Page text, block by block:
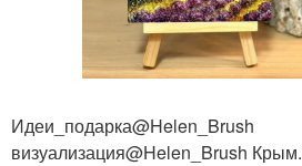
Идеи_подарка@Helen_Brush
визуализация@Helen_Brush Крым.